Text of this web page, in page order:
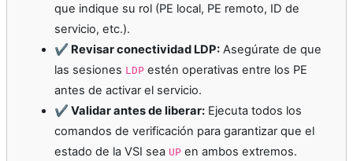
que indique su rol (PE local, PE remoto, ID de
servicio, etc.).
✔️ Revisar conectividad LDP: Asegúrate de que
las sesiones LDP estén operativas entre los PE
antes de activar el servicio.
✔️ Validar antes de liberar: Ejecuta todos los
comandos de verificación para garantizar que el
estado de la VSI sea UP en ambos extremos.